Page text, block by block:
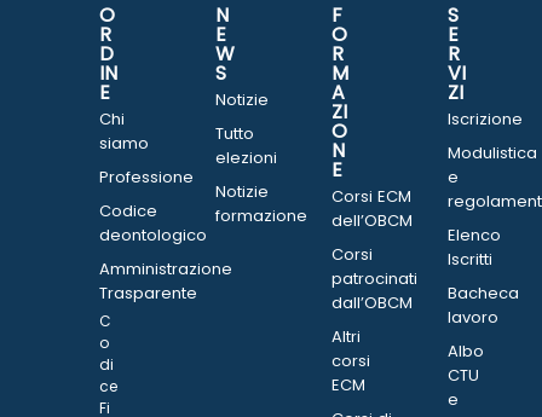
O
R
D
IN
E
Chi
siamo
Professione
Codice
deontologico
Amministrazione
Trasparente
C
o
di
ce
Fi
N
E
W
S
Notizie
Tutto
elezioni
Notizie
formazione
F
O
R
M
A
ZI
O
N
E
Corsi ECM
dell’OBCM
Corsi
patrocinati
dall’OBCM
Altri
corsi
ECM
S
E
R
VI
ZI
Iscrizione
Modulistica
e
Elenco
Iscritti
Bacheca
lavoro
Albo
CTU
e